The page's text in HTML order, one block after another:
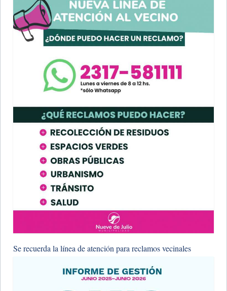
Se recuerda la línea de atención para reclamos vecinales